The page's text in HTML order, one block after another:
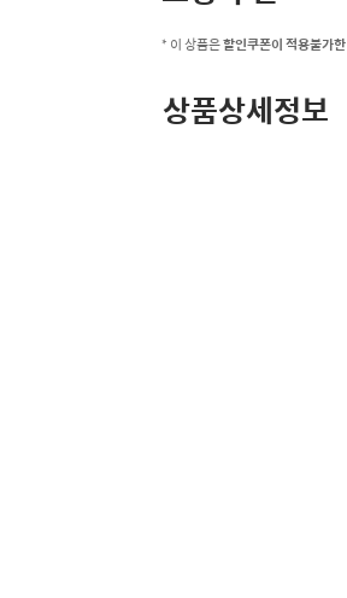
* 이 상품은할인쿠폰이 적용불가한
상품상세정보